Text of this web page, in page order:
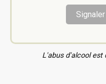
L'abus d'alcool est